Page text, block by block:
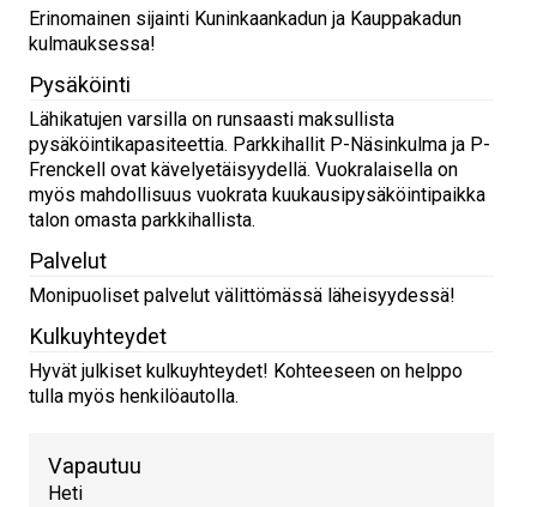
Erinomainen sijainti Kuninkaankadun ja Kauppakadun
kulmauksessa!
Pysäköinti
Lähikatujen varsilla on runsaasti maksullista
pysäköintikapasiteettia. Parkkihallit P-Näsinkulma ja P-
Frenckell ovat kävelyetäisyydellä. Vuokralaisella on
myös mahdollisuus vuokrata kuukausipysäköintipaikka
talon omasta parkkihallista.
Palvelut
Monipuoliset palvelut välittömässä läheisyydessä!
Kulkuyhteydet
Hyvät julkiset kulkuyhteydet! Kohteeseen on helppo
tulla myös henkilöautolla.
Vapautuu
Heti